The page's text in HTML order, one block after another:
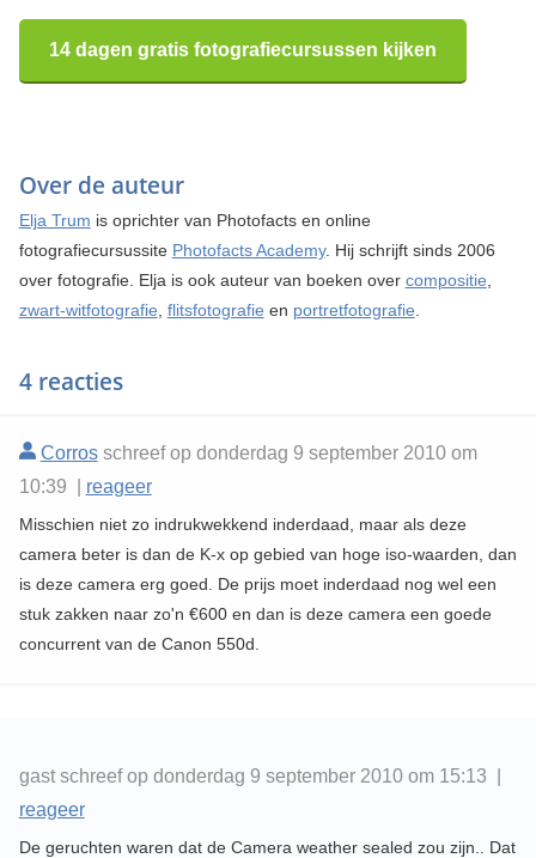
14 dagen gratis fotografiecursussen kijken
Over de auteur
Elja Trum is oprichter van Photofacts en online
fotografiecursussite Photofacts Academy. Hij schrijft sinds 2006
over fotografie. Elja is ook auteur van boeken over compositie
zwart-witfotografie flitsfotografie en portretfotografie
4 reacties
Corrosschreef op donderdag 9 september 2010 om
10:39 | reageer
Misschien niet zo indrukwekkend inderdaad, maar als deze
camera beter is dan de K-x op gebied van hoge iso-waarden, dan
is deze camera erg goed. De prijs moet inderdaad nog wel een
stuk zakken naar zo'n €600 en dan is deze camera een goede
concurrent van de Canon 550d.
gast schreef op donderdag 9 september 2010 om 15:13 |
reageer
De geruchten waren dat de Camera weather sealed zou zijn.. Dat